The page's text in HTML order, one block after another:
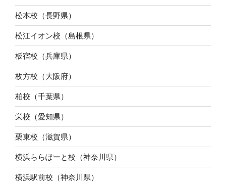
松本校（長野県）
松江イオン校（島根県）
板宿校（兵庫県）
枚方校（大阪府）
柏校（千葉県）
栄校（愛知県）
栗東校（滋賀県）
横浜ららぽーと校（神奈川県）
横浜駅前校（神奈川県）